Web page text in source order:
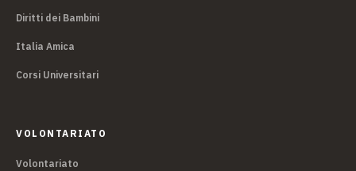
Diritti dei Bambini
Italia Amica
Corsi Universitari
VOLONTARIATO
Volontariato